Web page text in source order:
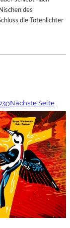
des
die Totenlichter
Nächste Seite